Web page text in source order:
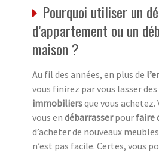
Pourquoi utiliser un
d’appartement ou un
maison ?
Au fil des années, en plus de
vous finirez par vous lasser des
immobiliersque vous achetez.
vous en débarrasserpour faire
d’acheter de nouveaux
n’est pas facile. Certes, vous